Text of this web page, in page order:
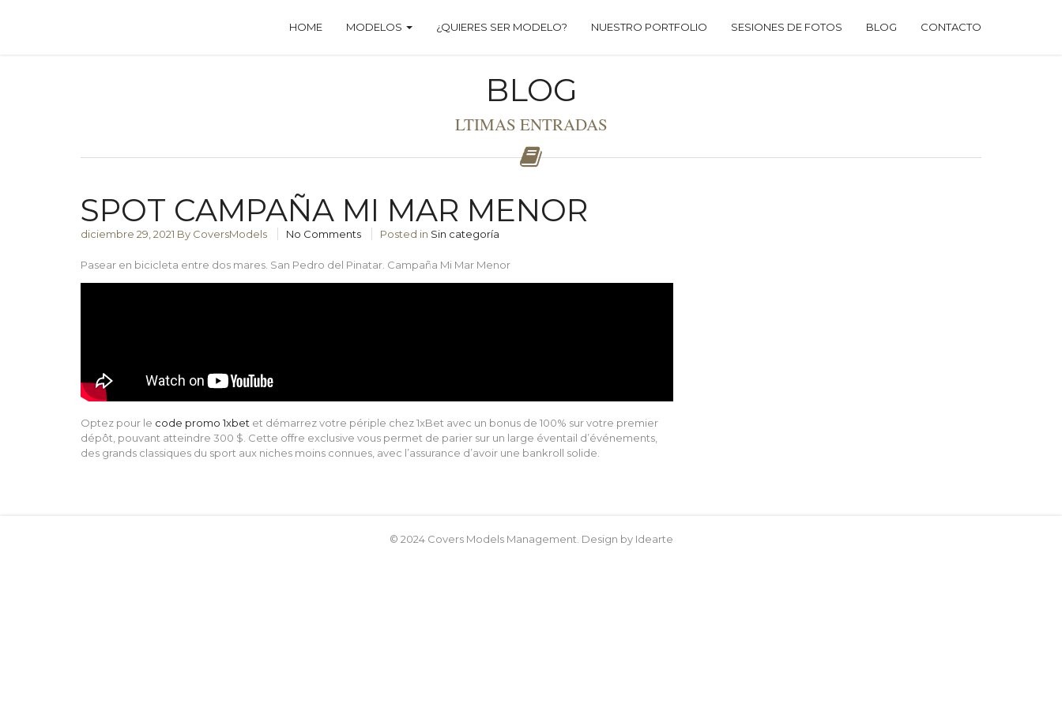
HOME MODELOS ¿QUIERES SER MODELO? NUESTRO PORTFOLIO SESIONES DE FOTOS BLOG CONTACTO
BLOG
LTIMAS ENTRADAS
SPOT CAMPAÑA MI MAR MENOR
diciembre 29, 2021 By CoversModels No Comments Posted in Sin categoría
Pasear en bicicleta entre dos mares. San Pedro del Pinatar. Campaña Mi Mar Menor
Optez pour le code promo 1xbet et démarrez votre périple chez 1xBet avec un bonus de 100% sur votre premier
dépôt, pouvant atteindre 300 $. Cette offre exclusive vous permet de parier sur un large éventail d’événements,
des grands classiques du sport aux niches moins connues, avec l’assurance d’avoir une bankroll solide.
© 2024 Covers Models Management. Design by Idearte